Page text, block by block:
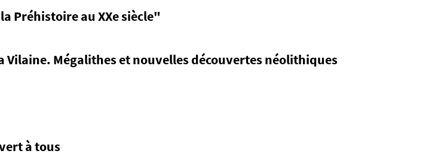
Préhistoire au XXe siècle"
Vilaine. Mégalithes et nouvelles découvertes néolithiques
à tous